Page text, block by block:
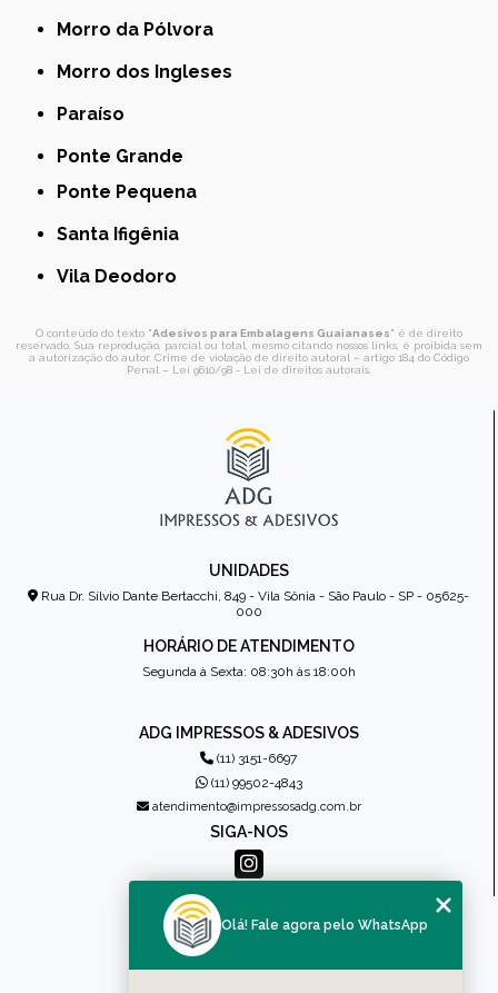
Morro da Pólvora
Morro dos Ingleses
Paraíso
Ponte Grande
Ponte Pequena
Santa Ifigênia
Vila Deodoro
O conteúdo do texto "Adesivos para Embalagens Guaianases" é de direito
reservado. Sua reprodução, parcial ou total, mesmo citando nossos links, é proibida sem
a autorização do autor. Crime de violação de direito autoral – artigo 184 do Código
Penal – Lei 9610/98 - Lei de direitos autorais
UNIDADES
Rua Dr. Sílvio Dante Bertacchi, 849 - Vila Sônia - São Paulo - SP - 05625-
000
HORÁRIO DE ATENDIMENTO
Segunda à Sexta: 08:30h às 18:00h
ADG IMPRESSOS & ADESIVOS
(11) 3151-6697
(11) 99502-4843
atendimento@impressosadg.com.br
SIGA-NOS
MENU
QUEM SOMOS
Olá! Fale agora pelo WhatsApp